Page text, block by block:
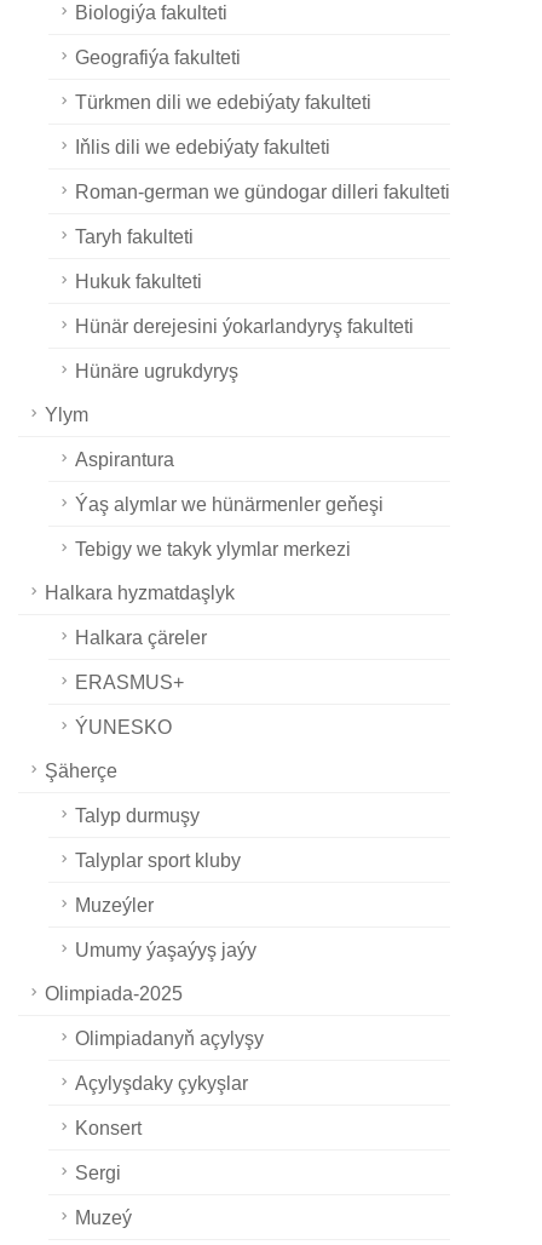
Biologiýa fakulteti
Geografiýa fakulteti
Türkmen dili we edebiýaty fakulteti
Iňlis dili we edebiýaty fakulteti
Roman-german we gündogar dilleri fakulteti
Taryh fakulteti
Hukuk fakulteti
Hünär derejesini ýokarlandyryş fakulteti
Hünäre ugrukdyryş
Ylym
Aspirantura
Ýaş alymlar we hünärmenler geňeşi
Tebigy we takyk ylymlar merkezi
Halkara hyzmatdaşlyk
Halkara çäreler
ERASMUS+
ÝUNESKO
Şäherçe
Talyp durmuşy
Talyplar sport kluby
Muzeýler
Umumy ýaşaýyş jaýy
Olimpiada-2025
Olimpiadanyň açylyşy
Açylyşdaky çykyşlar
Konsert
Sergi
Muzeý